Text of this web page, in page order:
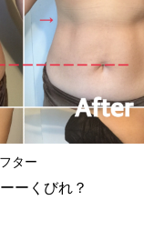
ター
ーくびれ？